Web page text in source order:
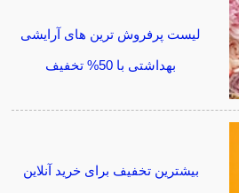
لیست پرفروش ترین های آرایشی
بهداشتی با 50% تخفیف
بیشترین تخفیف برای خرید آنلاین